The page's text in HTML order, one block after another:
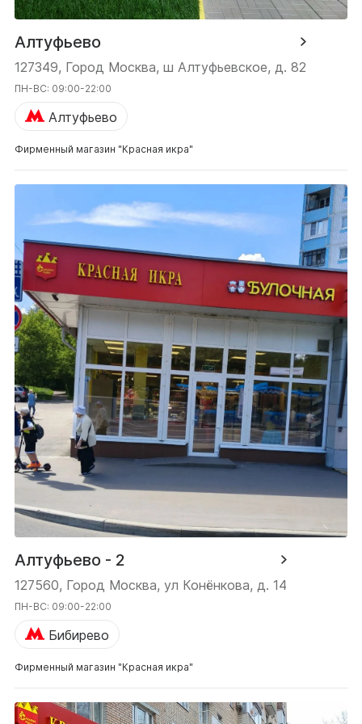
Алтуфьево
127349, Город Москва, ш Алтуфьевское, д. 82
ПН-ВС: 09:00-22:00
Алтуфьево
Фирменный магазин "Красная икра"
Алтуфьево - 2
127560, Город Москва, ул Конёнкова, д. 14
ПН-ВС: 09:00-22:00
Бибирево
Фирменный магазин "Красная икра"